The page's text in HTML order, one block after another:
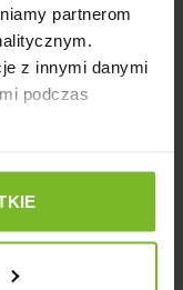
partnerom
z innymi danymi
podczas
mogące